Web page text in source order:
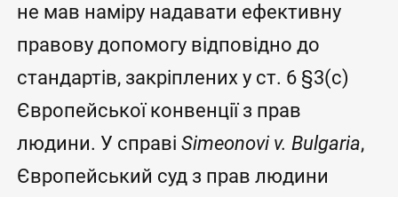
не мав наміру надавати ефективну
правову допомогу відповідно до
стандартів, закріплених у ст. 6 §3(c)
Європейської конвенції з прав
людини. У справіSimeonovi v. Bulgaria,
Європейський суд з прав людини